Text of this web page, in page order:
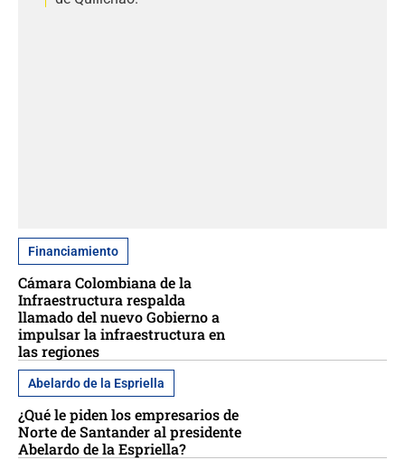
Financiamiento
Cámara Colombiana de la
Infraestructura respalda
llamado del nuevo Gobierno a
impulsar la infraestructura en
las regiones
Abelardo de la Espriella
¿Qué le piden los empresarios de
Norte de Santander al presidente
Abelardo de la Espriella?